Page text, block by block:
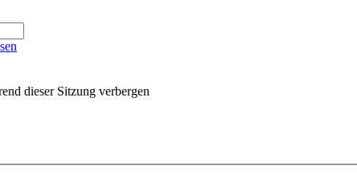
dieser Sitzung verbergen